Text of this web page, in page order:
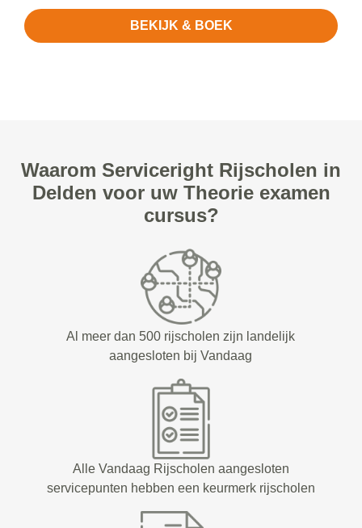
BEKIJK & BOEK
Waarom Serviceright Rijscholen in
Delden voor uw Theorie examen
cursus?
Al meer dan 500 rijscholen zijn landelijk
aangesloten bij Vandaag
Alle Vandaag Rijscholen aangesloten
servicepunten hebben een keurmerk rijscholen